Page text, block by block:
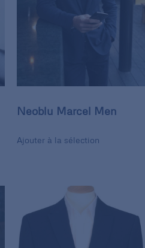
Neoblu Marcel Men
Ajouter à la sélection